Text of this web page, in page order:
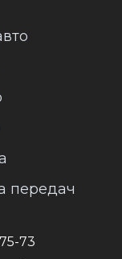
передач
73